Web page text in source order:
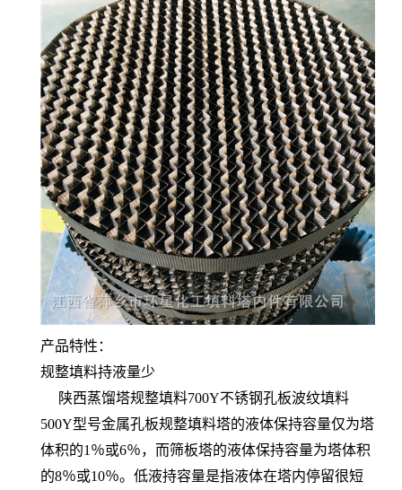
产品特性：
规整填料持液量少
陕西蒸馏塔规整填料700Y不锈钢孔板波纹填料
500Y型号金属孔板规整填料塔的液体保持容量仅为塔
体积的1％或6％，而筛板塔的液体保持容量为塔体积
的8％或10％。低液持容量是指液体在塔内停留很短